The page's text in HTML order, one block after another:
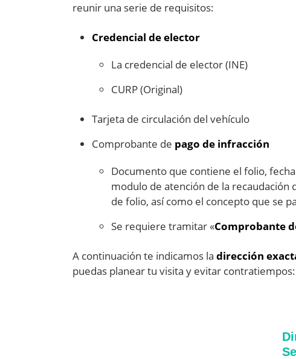
reunir una serie de requisitos:
Credencial de elector
La credencial de elector (INE)
CURP (Original)
Tarjeta de circulación del vehículo
Comprobante de pago de infracción
Documento que contiene el folio,
modulo de atención de la
de folio, así como el concepto que se
Se requiere tramitar «Comprobante
A continuación te indicamos la dirección
puedas planear tu visita y evitar contratiempos: